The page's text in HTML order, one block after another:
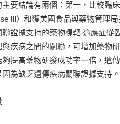
主要結論有兩個：第一，比較臨
III）和獲美國食品與藥物管理
聯證據支持的藥物標靶-適應症從
與疾病之間的關聯，可增加藥物
夠提高藥物研發成功率一倍，遺
因為缺乏遺傳疾病關聯證據支持